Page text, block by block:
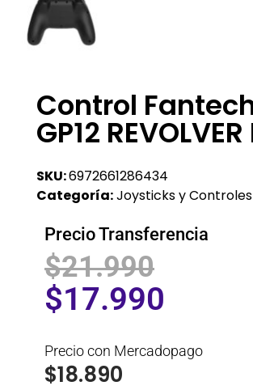
Control
GP12
SKU:6972661286434
Categoría:Joysticks y
Precio Transferencia
$21.990
$17.990
Precio con Mercadopago
$18.890